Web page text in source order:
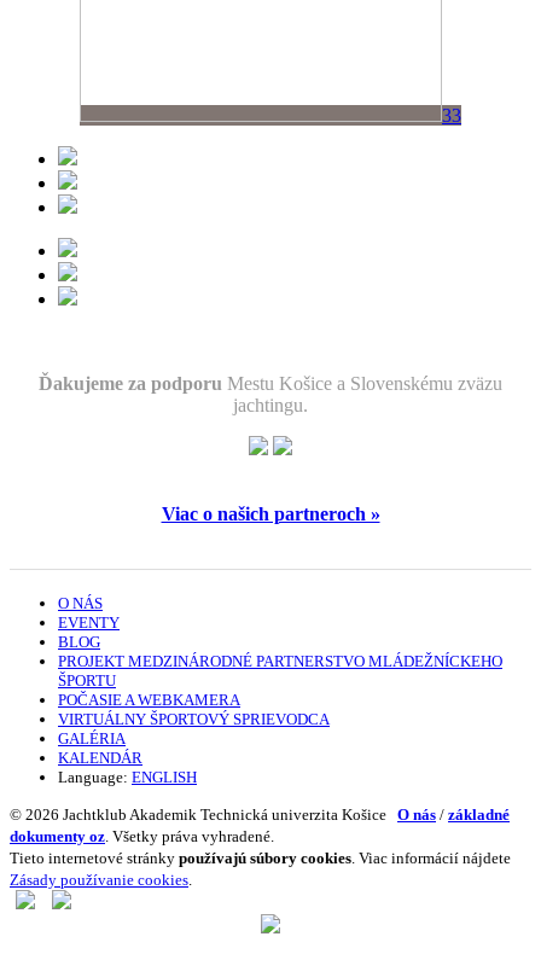
33
Ďakujeme za podporu Mestu Košice a Slovenskému zväzu
jachtingu.
Viac o našich partneroch »
O NÁS
EVENTY
BLOG
PROJEKT MEDZINÁRODNÉ PARTNERSTVO MLÁDEŽNÍCKEHO
ŠPORTU
POČASIE A WEBKAMERA
VIRTUÁLNY ŠPORTOVÝ SPRIEVODCA
GALÉRIA
KALENDÁR
Language: ENGLISH
© 2026 Jachtklub Akademik Technická univerzita Košice O nás / základné
dokumenty oz . Všetky práva vyhradené.
Tieto internetové stránky používajú súbory cookies . Viac informácií nájdete
Zásady používanie cookies